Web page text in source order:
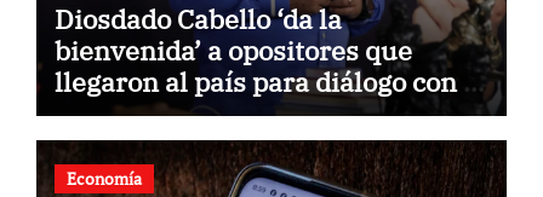
Diosdado Cabello ‘da la
bienvenida’ a opositores que
llegaron al país para diálogo con el
gobierno
Economía